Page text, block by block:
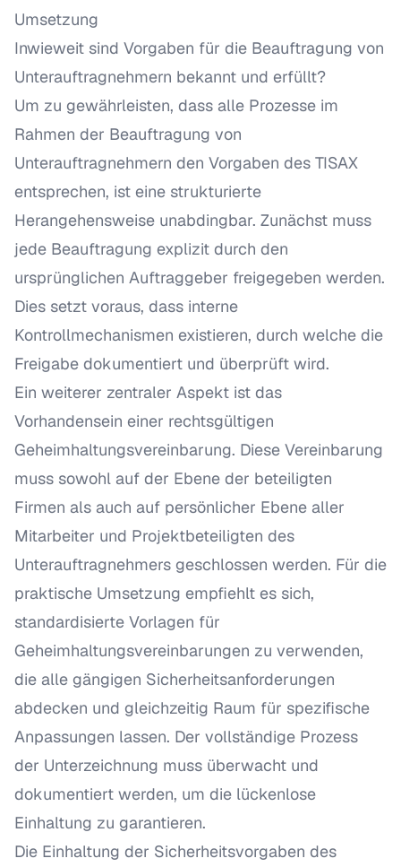
Umsetzung
Inwieweit sind Vorgaben für die Beauftragung von
Unterauftragnehmern bekannt und erfüllt?
Um zu gewährleisten, dass alle Prozesse im
Rahmen der Beauftragung von
Unterauftragnehmern den Vorgaben des TISAX
entsprechen, ist eine strukturierte
Herangehensweise unabdingbar. Zunächst muss
jede Beauftragung explizit durch den
ursprünglichen Auftraggeber freigegeben werden.
Dies setzt voraus, dass interne
Kontrollmechanismen existieren, durch welche die
Freigabe dokumentiert und überprüft wird.
Ein weiterer zentraler Aspekt ist das
Vorhandensein einer rechtsgültigen
Geheimhaltungsvereinbarung. Diese Vereinbarung
muss sowohl auf der Ebene der beteiligten
Firmen als auch auf persönlicher Ebene aller
Mitarbeiter und Projektbeteiligten des
Unterauftragnehmers geschlossen werden. Für die
praktische Umsetzung empfiehlt es sich,
standardisierte Vorlagen für
Geheimhaltungsvereinbarungen zu verwenden,
die alle gängigen Sicherheitsanforderungen
abdecken und gleichzeitig Raum für spezifische
Anpassungen lassen. Der vollständige Prozess
der Unterzeichnung muss überwacht und
dokumentiert werden, um die lückenlose
Einhaltung zu garantieren.
Die Einhaltung der Sicherheitsvorgaben des